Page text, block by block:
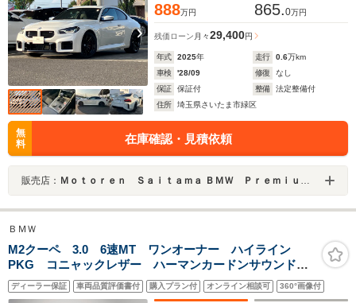
888万円 865.0万円
残価ローン 月々29,400円
年式 2025年 走行 0.6万km
車検
'28/09 修復
なし
保証
保証付 整備
法定整備付
住所
埼玉県さいたま市緑区
無
料
在庫確認・見積依頼
販売店： Ｍｏｔｏｒｅｎ Ｓａｉｔａｍａ ＢＭＷ Ｐｒｅｍｉｕｍ Ｓｅｌｅｃｔｉｏｎ 浦和美園
ＢＭＷ
M2クーペ 3.0 6速MT ワンオーナー ハイライン
PKG コニャックレザー ハーマンカードンサウンド
ヘッドアップディスプレイ アクティブクルーズコント
ロール サンプロテクションガラス 19/20AW
ディーラー保証 車両品質評価書付 購入プラン付 オンライン相談可 360°画像付